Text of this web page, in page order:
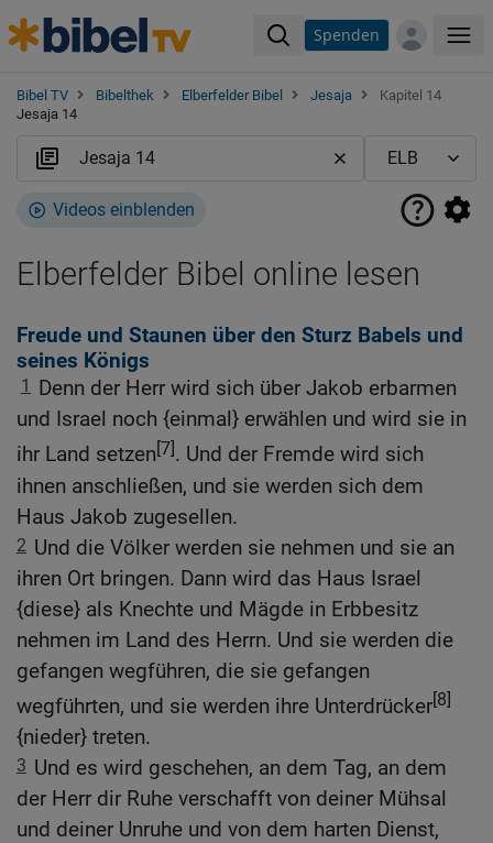
Spenden
Bibel TV Bibelthek Elberfelder Bibel Jesaja
Kapitel 14
Jesaja 14
Videos einblenden
Elberfelder Bibel online lesen
Freude und Staunen über den Sturz Babels und
seines Königs
1
Denn der Herr wird sich über Jakob erbarmen
und Israel noch {einmal} erwählen und wird sie in
ihr Land setzen[7]. Und der Fremde wird sich
ihnen anschließen, und sie werden sich dem
Haus Jakob zugesellen.
2 Und die Völker werden sie nehmen und sie an
ihren Ort bringen. Dann wird das Haus Israel
{diese} als Knechte und Mägde in Erbbesitz
nehmen im Land des Herrn. Und sie werden die
gefangen wegführen, die sie gefangen
wegführten, und sie werden ihre Unterdrücker[8]
{nieder} treten.
3 Und es wird geschehen, an dem Tag, an dem
der Herr dir Ruhe verschafft von deiner Mühsal
und deiner Unruhe und von dem harten Dienst,